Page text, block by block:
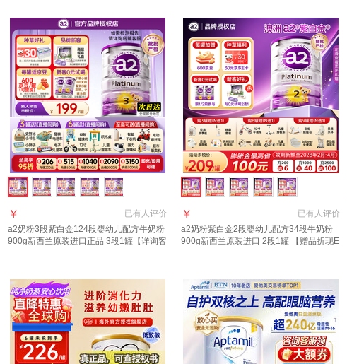
已有人评价
￥
a2奶粉3段紫白金124段婴幼儿配方牛奶粉
900g新西兰原装进口正品 3段1罐【详询客
已有人评价
￥
a2奶粉紫白金2段婴幼儿配方34段牛奶粉
900g新西兰原装进口 2段1罐 【赠品折现E